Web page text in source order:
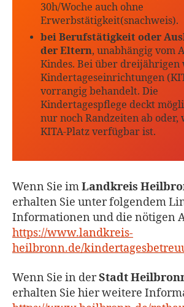
30h/Woche auch ohne
Erwerbstätigkeit(snachweis).
bei Berufstätigkeit oder
der Eltern, unabhängig vom
Kindes. Bei über dreijährigen
Kindertageseinrichtungen
vorrangig behandelt. Die
Kindertagespflege deckt
nur noch Randzeiten ab oder,
KITA-Platz verfügbar ist.
Wenn Sie imLandkreis
erhalten Sie unter folgendem
Informationen und die nötigen
https://www.landkreis-
heilbronn.de/
Wenn Sie in derStadt
erhalten Sie hier weitere